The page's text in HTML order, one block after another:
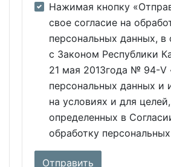
Нажимая кнопку
свое согласие на
персональных данных, в
с Законом Республики
21 мая 2013года № 94-V
персональных данных и
на условиях и для целей,
определенных в
обработку